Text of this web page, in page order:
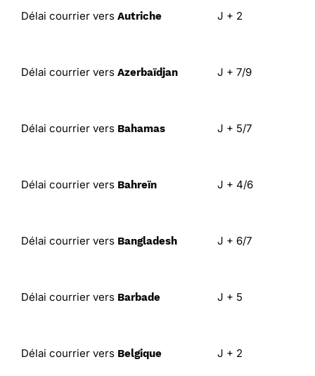
Délai courrier vers Autriche J + 2
Délai courrier vers Azerbaïdjan J + 7/9
Délai courrier vers Bahamas J + 5/7
Délai courrier vers Bahreïn J + 4/6
Délai courrier vers Bangladesh J + 6/7
Délai courrier vers Barbade J + 5
Délai courrier vers Belgique J + 2